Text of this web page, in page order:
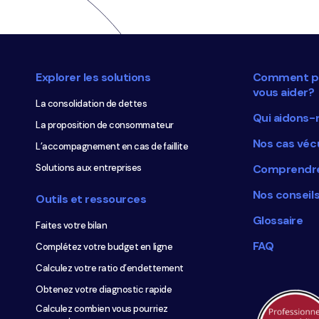
de
page
Explorer les solutions
La consolidation de dettes
La proposition de consommateur
L’accompagnement en cas de faillite
Solutions aux entreprises
Outils et ressources
Faites votre bilan
Complétez votre budget en ligne
Calculez votre ratio d’endettement
Obtenez votre diagnostic rapide
Calculez combien vous pourriez
Comment
vous aider?
Qui aidons-
Nos cas
Nos
Glossaire
FAQ